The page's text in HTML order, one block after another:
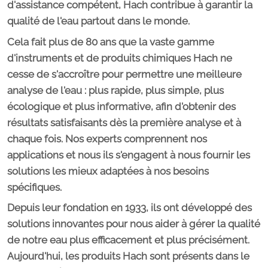
d'assistance compétent, Hach contribue à garantir la
qualité de l'eau partout dans le monde.
Cela fait plus de 80 ans que la vaste gamme
d'instruments et de produits chimiques Hach ne
cesse de s'accroître pour permettre une meilleure
analyse de l'eau : plus rapide, plussimple, plus
écologique et plus informative, afin d'obtenir des
résultats satisfaisants dès la première analyse et à
chaque fois. Nos experts comprennent nos
applications et nous ils s'engagent à nous fournir les
solutions les mieux adaptées à nos besoins
spécifiques.
Depuis leur fondation en 1933, ils ont développé des
solutions innovantes pour nous aider à gérer la qualité
de notre eau plus efficacement et plus précisément.
Aujourd'hui, les produits Hach sont présents dans le